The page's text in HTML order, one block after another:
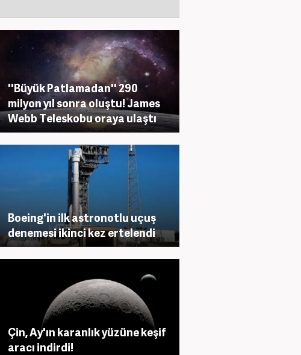
''Büyük Patlamadan'' 290
milyon yıl sonra oluştu! James
Webb Teleskobu oraya ulaştı
Boeing'in ilk astronotlu uçuş
denemesi ikinci kez ertelendi
Çin, Ay'ın karanlık yüzüne keşif
aracı indirdi!